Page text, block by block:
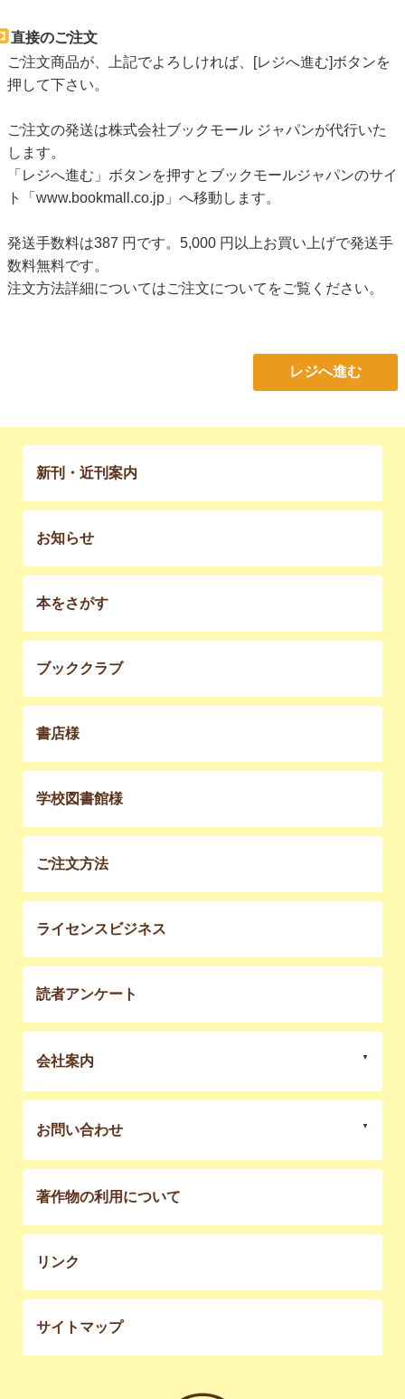
直接のご注文
ご注文商品が、上記でよろしければ、[レジへ進む]ボタンを
押して下さい。
ご注文の発送は株式会社ブックモール ジャパンが代行いた
します。
「レジへ進む」ボタンを押すとブックモールジャパンのサイ
ト「www.bookmall.co.jp」へ移動します。
発送手数料は387 円です。5,000 円以上お買い上げで発送手
数料無料です。
注文方法詳細についてはご注文について をご覧ください。
レジへ進む
新刊・近刊案内
お知らせ
本をさがす
ブッククラブ
書店様
学校図書館様
ご注文方法
ライセンスビジネス
読者アンケート
会社案内
お問い合わせ
著作物の利用について
リンク
サイトマップ